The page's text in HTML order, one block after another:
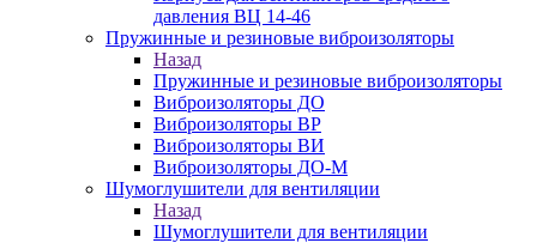
давления ВЦ 14-46
Пружинные и резиновые виброизоляторы
Назад
Пружинные и резиновые виброизоляторы
Виброизоляторы ДО
Виброизоляторы ВР
Виброизоляторы ВИ
Виброизоляторы ДО-М
Шумоглушители для вентиляции
Назад
Шумоглушители для вентиляции